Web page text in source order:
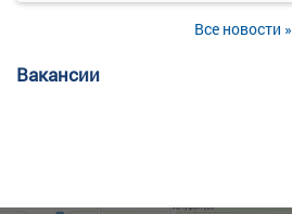
Все новости »
Вакансии